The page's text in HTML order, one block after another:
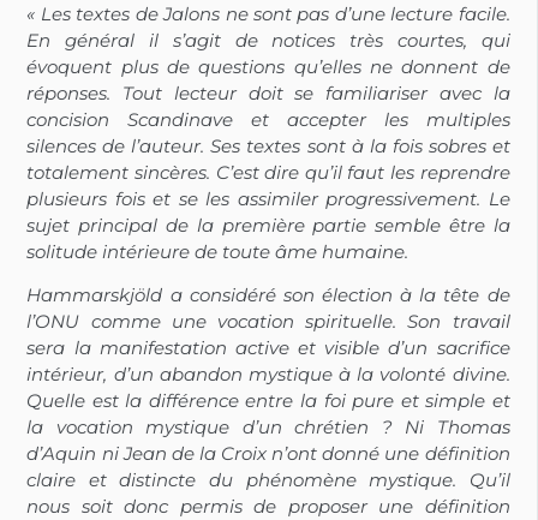
« Les textes de Jalons ne sont pas d’une lecture facile.
En général il s’agit de notices très courtes, qui
évoquent plus de questions qu’elles ne donnent de
réponses. Tout lecteur doit se familiariser avec la
concision Scandinave et accepter les multiples
silences de l’auteur. Ses textes sont à la fois sobres et
totalement sincères. C’est dire qu’il faut les reprendre
plusieurs fois et se les assimiler progressivement. Le
sujet principal de la première partie semble être la
solitude intérieure de toute âme humaine.
Hammarskjöld a considéré son élection à la tête de
l’ONU comme une vocation spirituelle. Son travail
sera la manifestation active et visible d’un sacrifice
intérieur, d’un abandon mystique à la volonté divine.
Quelle est la différence entre la foi pure et simple et
la vocation mystique d’un chrétien ? Ni Thomas
d’Aquin ni Jean de la Croix n’ont donné une définition
claire et distincte du phénomène mystique. Qu’il
nous soit donc permis de proposer une définition